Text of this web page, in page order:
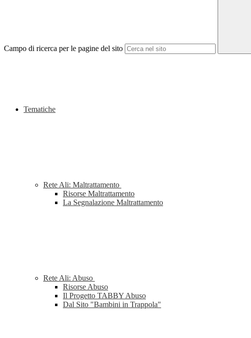
Campo di ricerca per le pagine del sito
Tematiche
Rete Ali: Maltrattamento
Risorse Maltrattamento
La Segnalazione Maltrattamento
Rete Ali: Abuso
Risorse Abuso
Il Progetto TABBY Abuso
Dal Sito "Bambini in Trappola"